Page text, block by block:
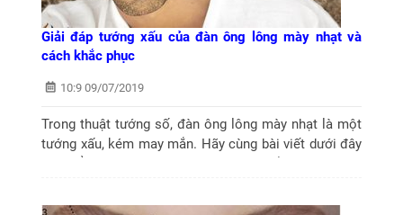
Giải đáp tướng xấu của đàn ông lông mày nhạt và
cách khắc phục
10:9 09/07/2019
Trong thuật tướng số, đàn ông lông mày nhạt là một
tướng xấu, kém may mắn. Hãy cùng bài viết dưới đây